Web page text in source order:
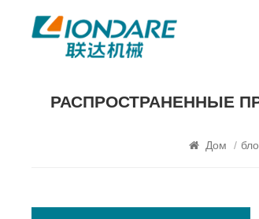
РАСПРОСТРАНЕННЫЕ
Дом /